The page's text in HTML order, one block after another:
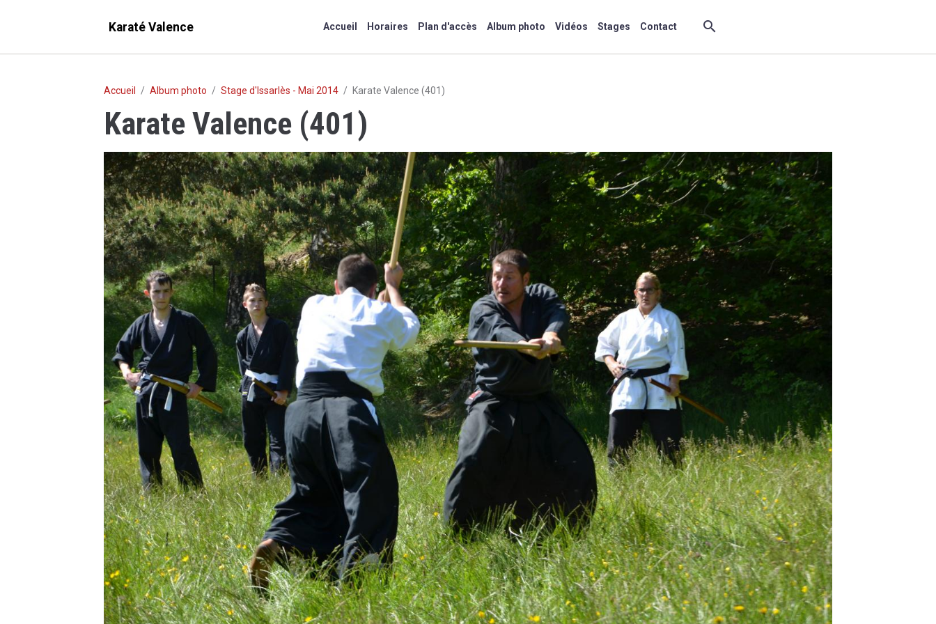
Karaté Valence Accueil Horaires Plan d'accès Album photo Vidéos Stages Contact
Accueil Album photo Stage d'Issarlès - Mai 2014 Karate Valence (401)
Karate Valence (401)